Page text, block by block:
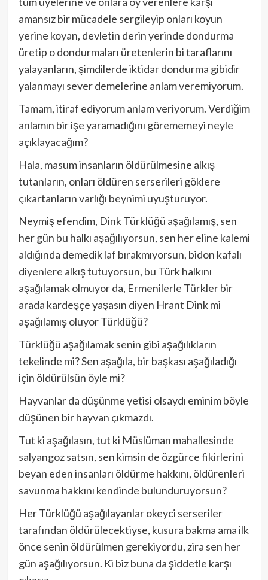
amansız bir mücadele sergileyip onları koyun
yerine koyan, devletin derin yerinde dondurma
üretip o dondurmaları üretenlerin bi taraflarını
yalayanların, şimdilerde iktidar dondurma gibidir
yalanmayı sever demelerine anlam veremiyorum.
Tamam, itiraf ediyorum anlam veriyorum. Verdiğim
anlamın bir işe yaramadığını görememeyi neyle
açıklayacağım?
Hala, masum insanların öldürülmesine alkış
tutanların, onları öldüren serserileri göklere
çıkartanların varlığı beynimi uyuşturuyor.
Neymiş efendim, Dink Türklüğü aşağılamış, sen
her gün bu halkı aşağılıyorsun, sen her eline kalemi
aldığında demedik laf bırakmıyorsun, bidon kafalı
diyenlere alkış tutuyorsun, bu Türk halkını
aşağılamak olmuyor da, Ermenilerle Türkler bir
arada kardeşçe yaşasın diyen Hrant Dink mi
aşağılamış oluyor Türklüğü?
Türklüğü aşağılamak senin gibi aşağılıkların
tekelinde mi? Sen aşağıla, bir başkası aşağıladığı
için öldürülsün öyle mi?
Hayvanlar da düşünme yetisi olsaydı eminim böyle
düşünen bir hayvan çıkmazdı.
Tut ki aşağılasın, tut ki Müslüman mahallesinde
salyangoz satsın, sen kimsin de özgürce fikirlerini
beyan eden insanları öldürme hakkını, öldürenleri
savunma hakkını kendinde bulunduruyorsun?
Her Türklüğü aşağılayanlar okeyci serseriler
tarafından öldürülecektiyse, kusura bakma ama ilk
önce senin öldürülmen gerekiyordu, zira sen her
gün aşağılıyorsun. Ki biz buna da şiddetle karşı